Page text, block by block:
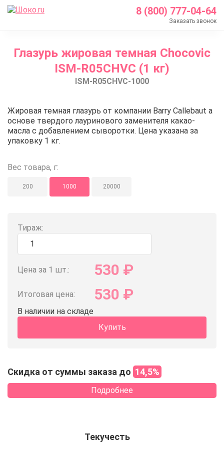
8 (800) 777-04-64
Заказать звонок
Каталог
Шоколад Barry Callebaut
Глазурь и покрытия
Глазурь жировая темная Chocovic
ISM-R05CHVC (1 кг)
ISM-R05CHVC-1000
Глазурь жировая темная
Жировая темная глазурь от компании Barry Callebaut а
основе твердого лауринового заменителя какао-
масла с добавлением сыворотки. Цена указана за
упаковку 1 кг.
Вес товара, г:
200 1000 20000
Тираж:
Цена за 1 шт.: 530 ₽
Итоговая цена: 530 ₽
В наличии на складе
Купить
Скидка от суммы заказа до 14,5%
Подробнее
Текучесть